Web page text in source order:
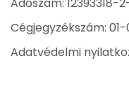
Cégjegyzékszám:
Adatvédelmi